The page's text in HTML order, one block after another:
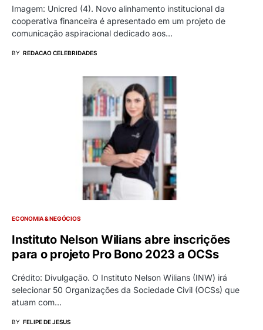
Imagem: Unicred (4). Novo alinhamento institucional da
cooperativa financeira é apresentado em um projeto de
comunicação aspiracional dedicado aos…
BY REDACAO CELEBRIDADES
ECONOMIA & NEGÓCIOS
Instituto Nelson Wilians abre inscrições
para o projeto Pro Bono 2023 a OCSs
Crédito: Divulgação. O Instituto Nelson Wilians (INW) irá
selecionar 50 Organizações da Sociedade Civil (OCSs) que
atuam com…
BY FELIPE DE JESUS